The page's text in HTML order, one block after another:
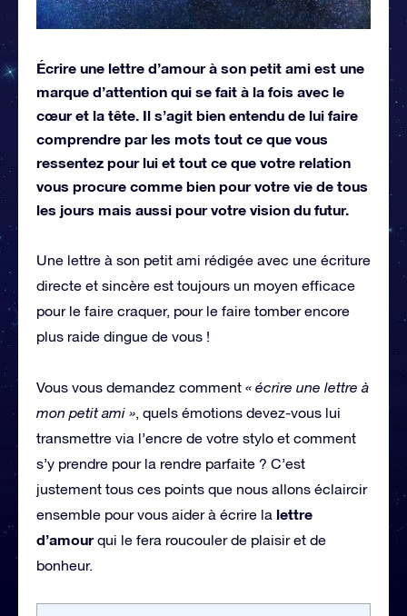
Écrire une lettre d’amour à son petit ami est une
marque d’attention qui se fait à la fois avec le
cœur et la tête. Il s’agit bien entendu de lui faire
comprendre par les mots tout ce que vous
ressentez pour lui et tout ce que votre relation
vous procure comme bien pour votre vie de tous
les jours mais aussi pour votre vision du futur.
Une lettre à son petit ami rédigée avec une écriture
directe et sincère est toujours un moyen efficace
pour le faire craquer, pour le faire tomber encore
plus raide dingue de vous !
Vous vous demandez comment « écrire une lettre à
mon petit ami », quels émotions devez-vous lui
transmettre via l’encre de votre stylo et comment
s’y prendre pour la rendre parfaite ? C’est
justement tous ces points que nous allons éclaircir
ensemble pour vous aider à écrire la lettre
d’amourqui le fera roucouler de plaisir et de
bonheur.